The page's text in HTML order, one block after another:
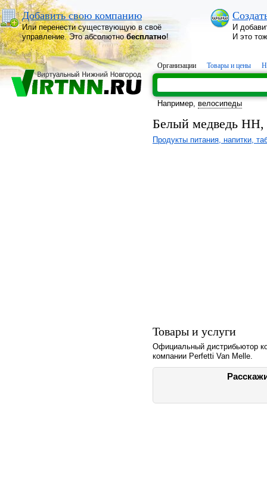
Добавить свою компанию
Или перенести существующую в своё
управление. Это абсолютнобесплатно!
И
И это
Организации Товары и цены
Например, велосипеды
Белый медведь
Продукты питания, напитки,
Товары и услуги
Официальный дистрибьютор
компании Perfetti Van Melle.